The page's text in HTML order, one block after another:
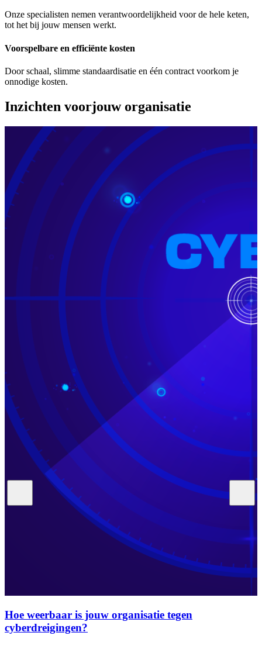
Onze specialisten nemen verantwoordelijkheid voor de hele keten,
tot het bij jouw mensen werkt.
Voorspelbare en efficiënte kosten
Door schaal, slimme standaardisatie en één contract voorkom je
onnodige kosten.
Inzichten voorjouw organisatie
Hoe weerbaar is jouw organisatie tegen
cyberdreigingen?